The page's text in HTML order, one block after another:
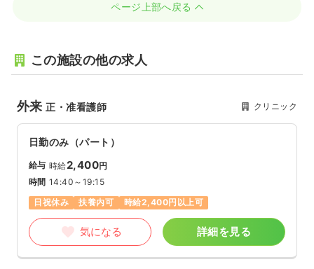
ページ上部へ戻る
この施設の他の求人
外来正・准看護師 クリニック
日勤のみ（パート）
給与 時給2,400円
時間 14:40～19:15
日祝休み
扶養内可 時給2,400円以上可
気になる 詳細を見る